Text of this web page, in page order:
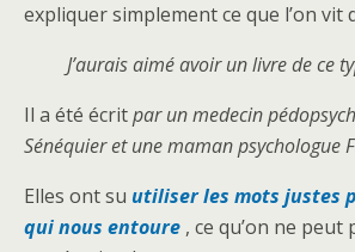
expliquer simplement ce que l’on vit
J’aurais aimé avoir un livre de ce
Il a été écritpar un medecin
Sénéquier et une maman psychologue
Elles ont su utiliser les mots justes
qui nous entoure , ce qu’on ne